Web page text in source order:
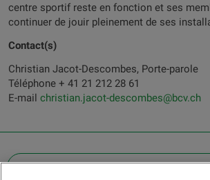
centre sportif reste en fonction et ses
continuer de jouir pleinement de ses
Contact(s)
Christian Jacot-Descombes, Porte-parole
Téléphone + 41 21 212 28 61
E-mail christian.jacot-descombes@bcv.ch